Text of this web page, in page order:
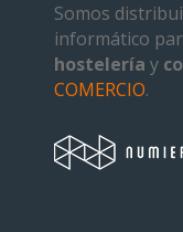
Somos
informático
hostelería y
COMERCIO.